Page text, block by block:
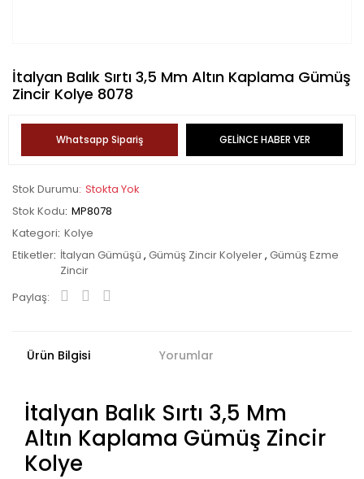
İtalyan Balık Sırtı 3,5 Mm Altın Kaplama Gümüş
Zincir Kolye 8078
Whatsapp Sipariş GELİNCE HABER VER
Stok Durumu Stokta Yok
Stok Kodu MP8078
Kategori Kolye
Etiketler İtalyan Gümüşü , Gümüş Zincir Kolyeler, Gümüş Ezme
Zincir
Paylaş:
Ürün Bilgisi Yorumlar
İtalyan Balık Sırtı 3,5 Mm
Altın Kaplama Gümüş Zincir
Kolye